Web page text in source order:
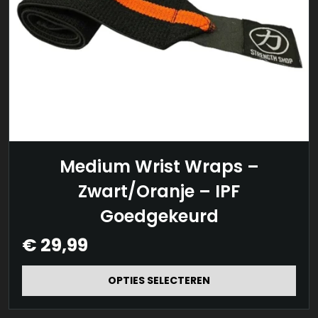
Medium Wrist Wraps –
Zwart/Oranje – IPF
Goedgekeurd
€ 29,99
OPTIES SELECTEREN
variaties.
Deze
kan